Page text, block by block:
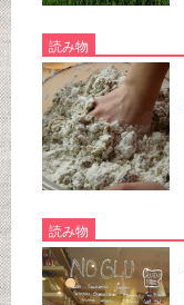
読み物
読み物